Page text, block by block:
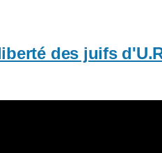
des juifs